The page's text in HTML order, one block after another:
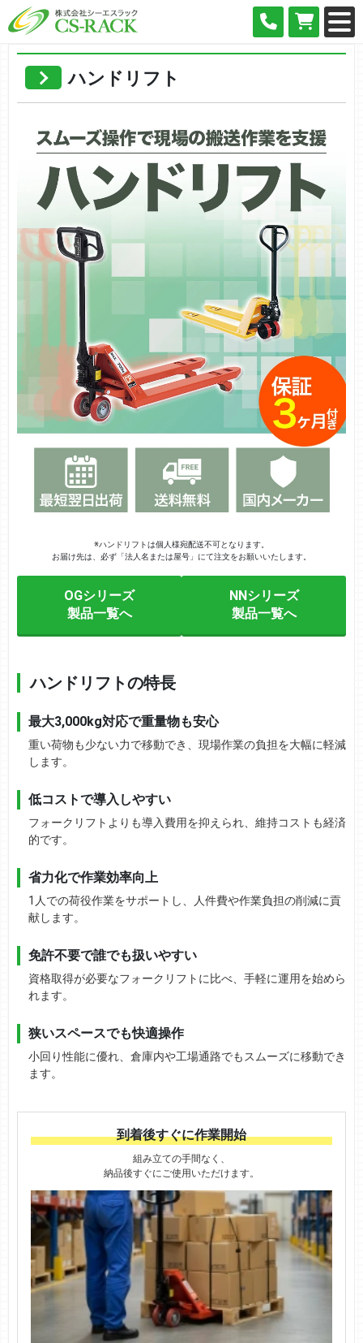
ハンドリフト
※ハンドリフトは個人様宛配送不可となります。
お届け先は、必ず「法人名または屋号」にて注文をお願いいたします。
OGシリーズ
製品一覧へ
NNシリーズ
製品一覧へ
ハンドリフトの特長
最大3,000kg対応で重量物も安心
重い荷物も少ない力で移動でき、現場作業の負担を大幅に軽減
します。
低コストで導入しやすい
フォークリフトよりも導入費用を抑えられ、維持コストも経済
的です。
省力化で作業効率向上
1人での荷役作業をサポートし、人件費や作業負担の削減に貢
献します。
免許不要で誰でも扱いやすい
資格取得が必要なフォークリフトに比べ、手軽に運用を始めら
れます。
狭いスペースでも快適操作
小回り性能に優れ、倉庫内や工場通路でもスムーズに移動でき
ます。
到着後すぐに作業開始
組み立ての手間なく、
納品後すぐにご使用いただけます。